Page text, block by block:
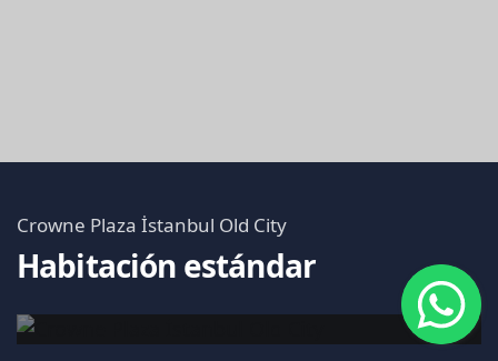
Crowne Plaza İstanbul Old City
Habitación estándar